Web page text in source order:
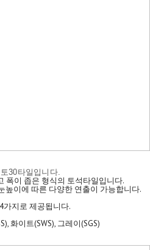
30타일입니다.
폭이 좁은 형식의 토석타일입니다.
높이에 따른 다양한 연출이 가능합니다.
가지로 제공됩니다.
화이트(SWS), 그레이(SGS)